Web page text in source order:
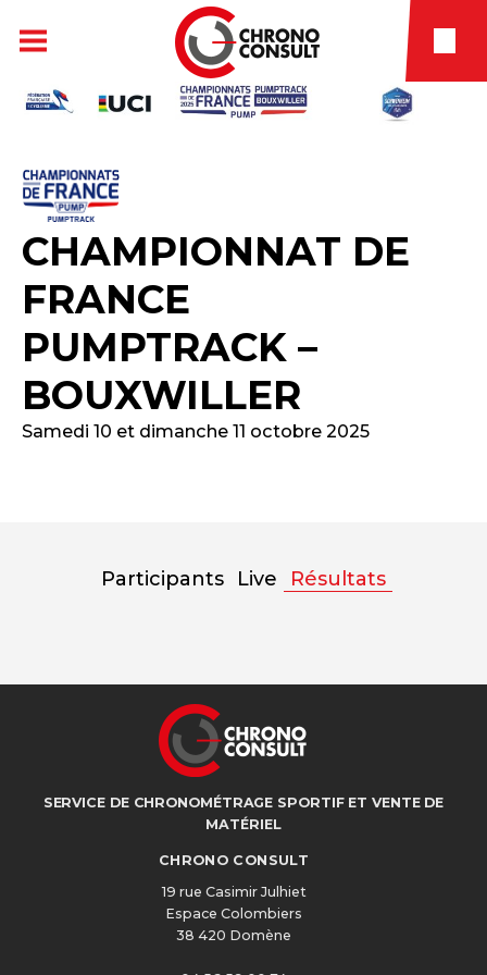
CHAMPIONNAT DE
FRANCE
PUMPTRACK –
BOUXWILLER
Samedi 10 et dimanche 11 octobre 2025
Participants Live Résultats
SERVICE DE CHRONOMÉTRAGE SPORTIF ET VENTE DE
MATÉRIEL
CHRONO CONSULT
19 rue Casimir Julhiet
Espace Colombiers
38 420 Domène